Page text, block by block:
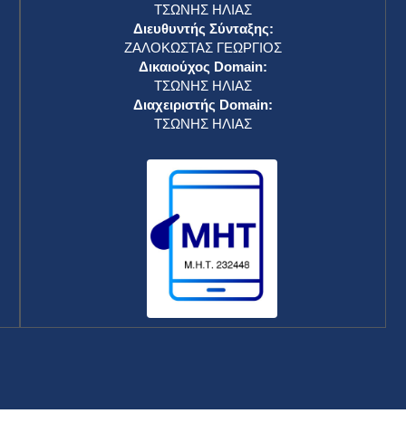
ΤΣΩΝΗΣ ΗΛΙΑΣ
Διευθυντής Σύνταξης:
ΖΑΛΟΚΩΣΤΑΣ ΓΕΩΡΓΙΟΣ
Δικαιούχος Domain:
ΤΣΩΝΗΣ ΗΛΙΑΣ
Διαχειριστής Domain:
ΤΣΩΝΗΣ ΗΛΙΑΣ